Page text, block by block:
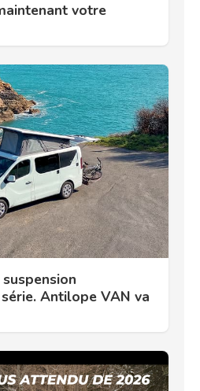
votre
Antilope VAN va